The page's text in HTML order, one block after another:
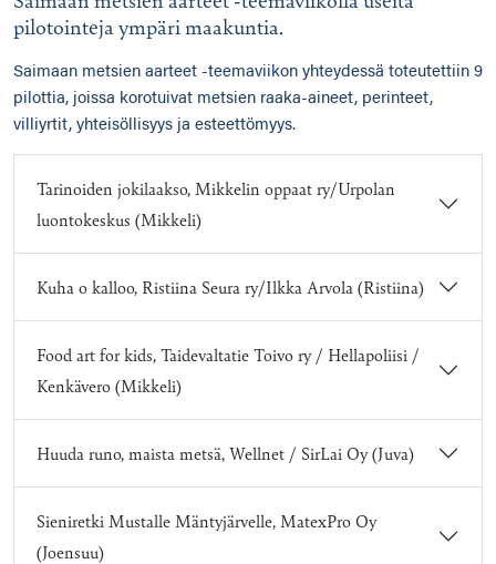
pilotointeja ympäri maakuntia.
Saimaan metsien aarteet -teemaviikon yhteydessä toteutettiin 9
pilottia, joissa korotuivat metsien raaka-aineet, perinteet,
villiyrtit, yhteisöllisyys ja esteettömyys.
Tarinoiden jokilaakso, Mikkelin oppaat ry/Urpolan
luontokeskus (Mikkeli)
Kuha o kalloo, Ristiina Seura ry/Ilkka Arvola (Ristiina)
Food art for kids, Taidevaltatie Toivo ry / Hellapoliisi /
Kenkävero (Mikkeli)
Huuda runo, maista metsä, Wellnet / SirLai Oy (Juva)
Sieniretki Mustalle Mäntyjärvelle, MatexPro Oy
(Joensuu)